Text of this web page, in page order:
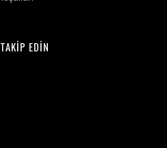
EDİN